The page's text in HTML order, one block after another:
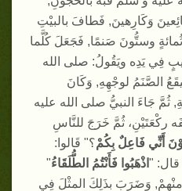
وَكَارِهينَ, فَطافَ بالبيْتِ
وستُّونَ صَنمًا, فَجَعَلَ كُلَّما
فِي يَدِه ويَقُولُ: صلى الله
الصَّنَمُ لوجْهِهِ, وَكَانَ
, ثُمَّ جَاءَ النبيُّ صلى الله عليه
ركْعَتَيْنِ، ثُمَّ خَرَجَ للنَّاسِ
أَنِّي فَاعِلٌ بِكُمْ؟" قَالوا :
قال: " اذْهَبُوا فَأَنْتُمُ الطُّلَقَاءُ"
, وَضَرَبَ بذَلِكَ المثْلَ فِي